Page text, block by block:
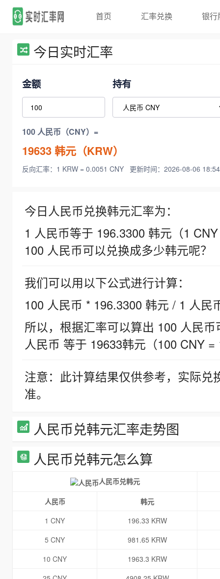
首页 汇率兑换 银行
今日实时汇率
金额 持有
100 人民币（CNY）=
19633韩元（KRW）
反向汇率：1 KRW = 0.0051 CNY 更新时间：2026-08-06
今日人民币兑换韩元汇率为：
1 人民币等于 196.3300 韩元（1
100 人民币可以兑换成多少韩元呢？
我们可以用以下公式进行计算：
100 人民币 * 196.3300 韩元 / 1 人民
所以，根据汇率可以算出 100 人民
人民币 等于 19633韩元（100 CNY =
注意：此计算结果仅供参考，实际
准。
人民币兑韩元汇率走势图
人民币兑韩元怎么算
人民币兑韩元
人民币
韩元
1 CNY
196.33 KRW
5 CNY
981.65 KRW
10 CNY
1963.3 KRW